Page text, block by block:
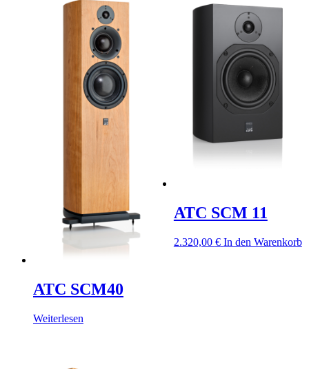
ATC SCM40
Weiterlesen
ATC SCM 11
2.320,00 € In den Warenkorb